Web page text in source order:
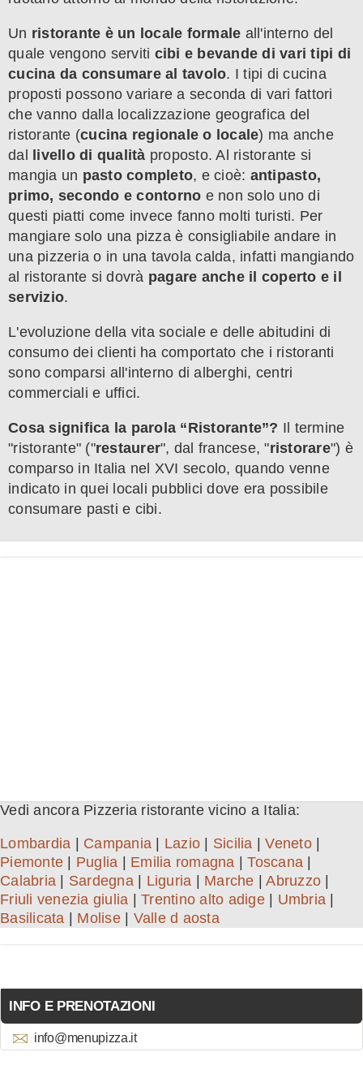
Un ristorante è un locale formale all'interno del
quale vengono serviti cibi e bevande di vari tipi di
cucina da consumare al tavolo. I tipi di cucina
proposti possono variare a seconda di vari fattori
che vanno dalla localizzazione geografica del
ristorante (cucina regionale o locale) ma anche
dal
livello di qualità proposto. Al ristorante si
mangia un pasto completo, e cioè: antipasto,
primo, secondo e contorno e non solo uno di
questi piatti come invece fanno molti turisti. Per
mangiare solo una pizza è consigliabile andare in
una pizzeria o in una tavola calda, infatti mangiando
al ristorante si dovrà pagare anche il coperto e il
servizio.
L'evoluzione della vita sociale e delle abitudini di
consumo dei clienti ha comportato che i ristoranti
sono comparsi all'interno di alberghi, centri
commerciali e uffici.
Cosa significa la parola “Ristorante”? Il termine
"ristorante" ("restaurer", dal francese, "ristorare") è
comparso in Italia nel XVI secolo, quando venne
indicato in quei locali pubblici dove era possibile
consumare pasti e cibi.
Vedi ancora Pizzeria ristorante vicino a Italia:
Lombardia Campania Lazio Sicilia |Veneto|
Piemonte
Puglia Emilia romagna |Toscana
Calabria
Sardegna| Liguria Marche |Abruzzo
Friuli venezia giulia
Trentino alto adige| Umbria
Basilicata
Molise| Valle d aosta
INFO E PRENOTAZIONI
info@menupizza.it